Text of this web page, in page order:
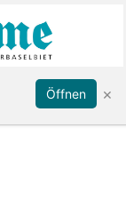
Öffnen ×